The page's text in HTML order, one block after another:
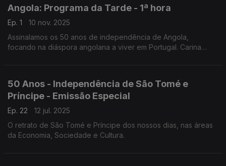
Angola: Programa da Tarde - 1ª hora
Ep. 1
10 nov. 2025
Assinalamos os 50 anos de independência de Angola,
focando na diáspora angolana a viver em Portugal. Carina
50 Anos - Independência de São Tomé e
Príncipe - Emissão Especial
Ep. 22
12 jul. 2025
O retrato de São Tomé e Príncipe dos nossos dias, nas áreas
da Economia, Sociedade e Cultura.